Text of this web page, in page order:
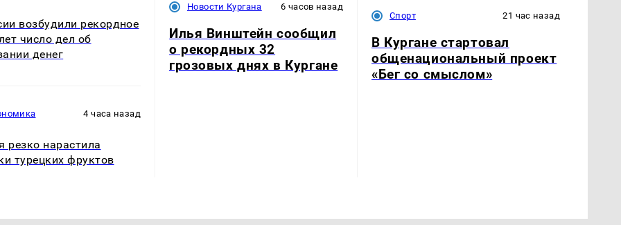
возбудили рекордное
число дел об
денег
4 часа назад
резко нарастила
турецких фруктов
Новости Кургана 6 часов назад
Илья Винштейн сообщил
о рекордных 32
грозовых днях в Кургане
Спорт 21 час назад
В Кургане стартовал
общенациональный проект
«Бег со смыслом»